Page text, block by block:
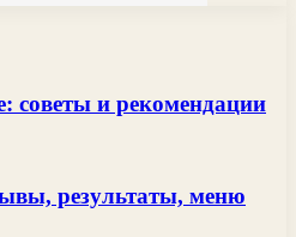
советы и рекомендации
результаты, меню